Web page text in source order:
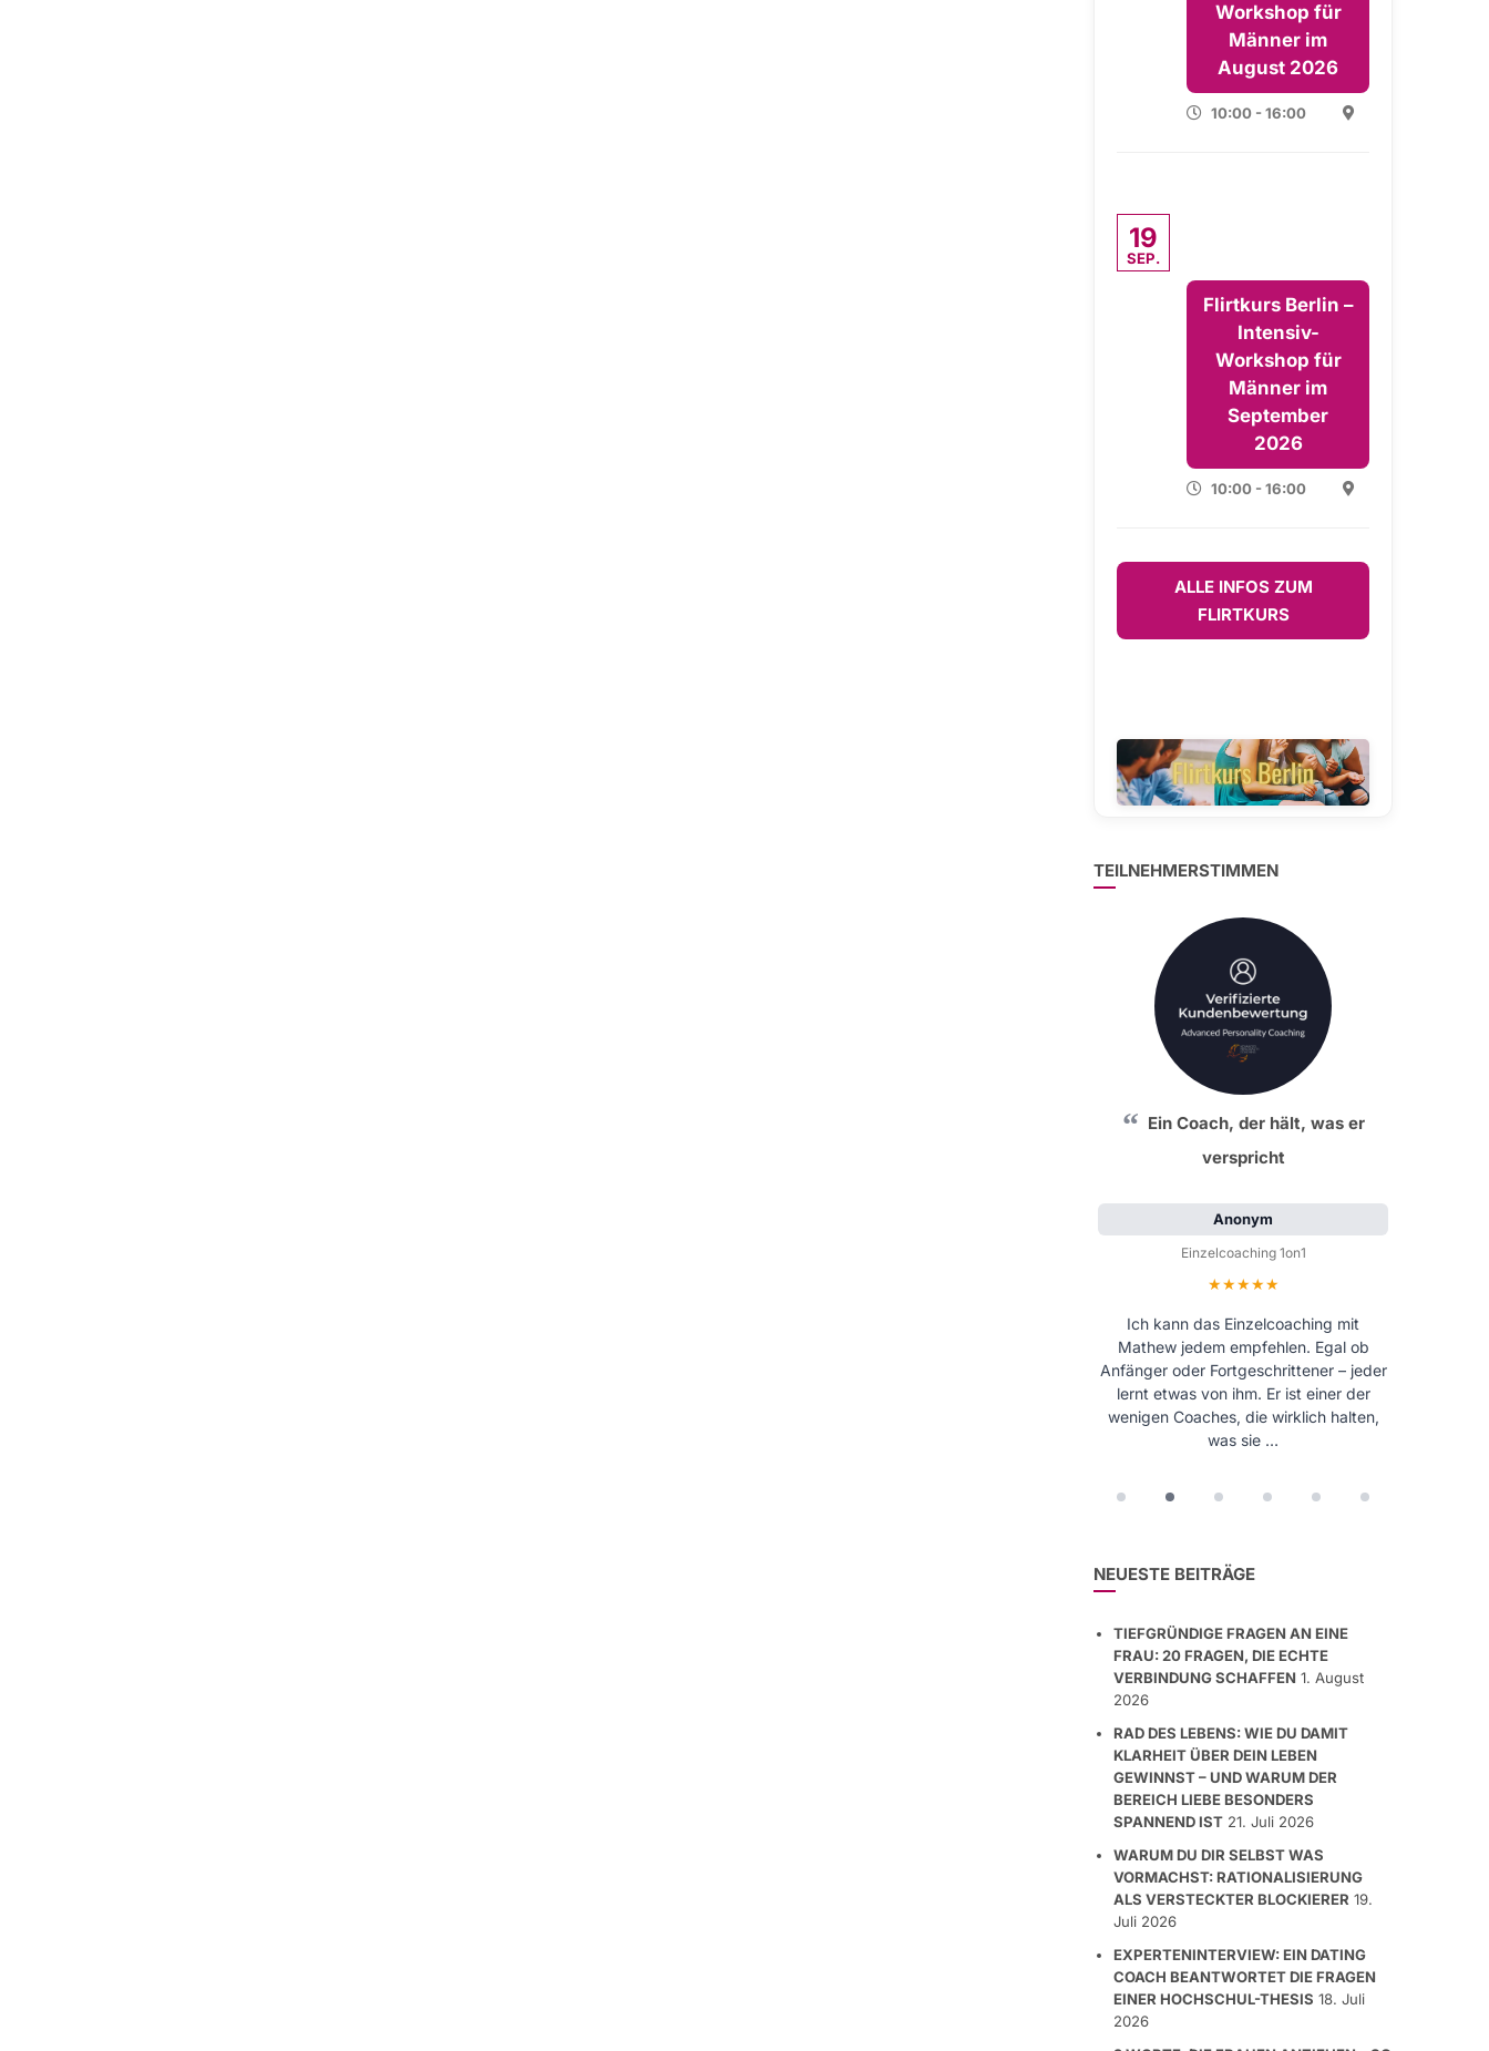
Workshop für
Männer im
August 2026
10:00 - 16:00
19
SEP.
Flirtkurs Berlin –
Intensiv-
Workshop für
Männer im
September
2026
10:00 - 16:00
ALLE INFOS ZUM
FLIRTKURS
TEILNEHMERSTIMMEN
Ein Coach, der hält, was er
verspricht
Anonym
Einzelcoaching 1on1
Bewertung: 5 von 5 Sternen
Ich kann das Einzelcoaching mit
Mathew jedem empfehlen. Egal ob
Anfänger oder Fortgeschrittener – jeder
lernt etwas von ihm. Er ist einer der
wenigen Coaches, die wirklich halten,
was sie …
NEUESTE BEITRÄGE
TIEFGRÜNDIGE FRAGEN AN EINE
FRAU: 20 FRAGEN, DIE ECHTE
VERBINDUNG SCHAFFEN 1. August
2026
RAD DES LEBENS: WIE DU DAMIT
KLARHEIT ÜBER DEIN LEBEN
GEWINNST – UND WARUM DER
BEREICH LIEBE BESONDERS
SPANNEND IST 21. Juli 2026
WARUM DU DIR SELBST WAS
VORMACHST: RATIONALISIERUNG
ALS VERSTECKTER BLOCKIERER 19.
Juli 2026
EXPERTENINTERVIEW: EIN DATING
COACH BEANTWORTET DIE FRAGEN
EINER HOCHSCHUL-THESIS 18. Juli
2026